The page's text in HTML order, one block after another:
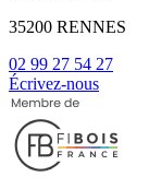
35200 RENNES
02 99 27 54 27
Écrivez-nous